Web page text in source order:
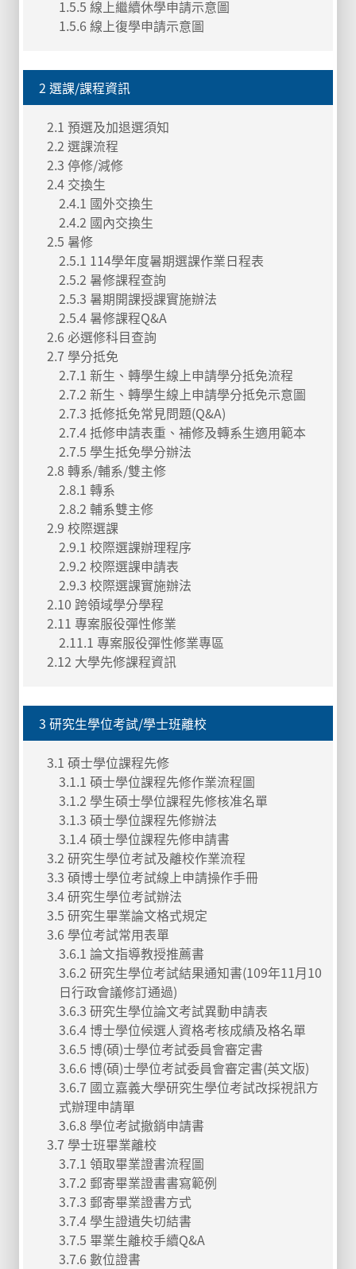
1.5.5 線上繼續休學申請示意圖
1.5.6 線上復學申請示意圖
2 選課/課程資訊
2.1 預選及加退選須知
2.2 選課流程
2.3 停修/減修
2.4 交換生
2.4.1 國外交換生
2.4.2 國內交換生
2.5 暑修
2.5.1 114學年度暑期選課作業日程表
2.5.2 暑修課程查詢
2.5.3 暑期開課授課實施辦法
2.5.4 暑修課程Q&A
2.6 必選修科目查詢
2.7 學分抵免
2.7.1 新生、轉學生線上申請學分抵免流程
2.7.2 新生、轉學生線上申請學分抵免示意圖
2.7.3 抵修抵免常見問題(Q&A)
2.7.4 抵修申請表重、補修及轉系生適用範本
2.7.5 學生抵免學分辦法
2.8 轉系/輔系/雙主修
2.8.1 轉系
2.8.2 輔系雙主修
2.9 校際選課
2.9.1 校際選課辦理程序
2.9.2 校際選課申請表
2.9.3 校際選課實施辦法
2.10 跨領域學分學程
2.11 專案服役彈性修業
2.11.1 專案服役彈性修業專區
2.12 大學先修課程資訊
3 研究生學位考試/學士班離校
3.1 碩士學位課程先修
3.1.1 碩士學位課程先修作業流程圖
3.1.2 學生碩士學位課程先修核准名單
3.1.3 碩士學位課程先修辦法
3.1.4 碩士學位課程先修申請書
3.2 研究生學位考試及離校作業流程
3.3 碩博士學位考試線上申請操作手冊
3.4 研究生學位考試辦法
3.5 研究生畢業論文格式規定
3.6 學位考試常用表單
3.6.1 論文指導教授推薦書
3.6.2 研究生學位考試結果通知書(109年11月10
日行政會議修訂通過)
3.6.3 研究生學位論文考試異動申請表
3.6.4 博士學位候選人資格考核成績及格名單
3.6.5 博(碩)士學位考試委員會審定書
3.6.6 博(碩)士學位考試委員會審定書(英文版)
3.6.7 國立嘉義大學研究生學位考試改採視訊方
式辦理申請單
3.6.8 學位考試撤銷申請書
3.7 學士班畢業離校
3.7.1 領取畢業證書流程圖
3.7.2 郵寄畢業證書書寫範例
3.7.3 郵寄畢業證書方式
3.7.4 學生證遺失切結書
3.7.5 畢業生離校手續Q&A
3.7.6 數位證書